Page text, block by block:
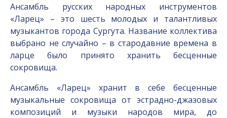
Ансамбль русских народных инструментов
«Ларец» – это шесть молодых и талантливых
музыкантов города Сургута. Название коллектива
выбрано не случайно – в стародавние времена в
ларце было принято хранить бесценные
сокровища.
Ансамбль «Ларец» хранит в себе бесценные
музыкальные сокровища от эстрадно-джазовых
композиций и музыки народов мира, до